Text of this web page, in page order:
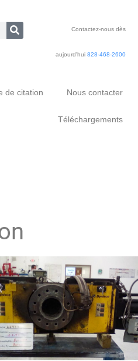
Contactez-nous dès
aujourd'hui828-468-2600
de citation Nous contacter
Téléchargements